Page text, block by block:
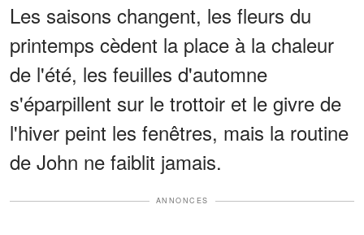
Les saisons changent, les fleurs du
printemps cèdent la place à la chaleur
de l'été, les feuilles d'automne
s'éparpillent sur le trottoir et le givre de
l'hiver peint les fenêtres, mais la routine
de John ne faiblit jamais.
ANNONCES